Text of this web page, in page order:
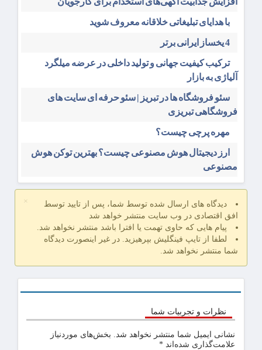
با هدایای تبلیغاتی خلاقانه معروف شوید
4 یخساز ایرانی برتر
ترکیب کیفیت جهانی و تولید داخلی در عرضه میلگرد
آلیاژی به بازار
سئو فروشگاه‌ ها در تبریز | سئو حرفه ای سایت های
فروشگاهی تبریزی
مهره پرچی چیست؟
ارز دیجیتال هوش مصنوعی چیست؟ بهترین توکن هوش
مصنوعی
×
دیدگاه های ارسال شده توسط شما، پس از تایید توسط
افق اقتصادی در وب سایت منتشر خواهد شد
پیام هایی که حاوی تهمت یا افترا باشد منتشر نخواهد شد.
لطفا از تایپ فینگلیش بپرهیزید. در غیر اینصورت دیدگاه
شما منتشر نخواهد شد.
نظرات و تجربیات شما
نشانی ایمیل شما منتشر نخواهد شد. بخش‌های موردنیاز
علامت‌گذاری شده‌اند *